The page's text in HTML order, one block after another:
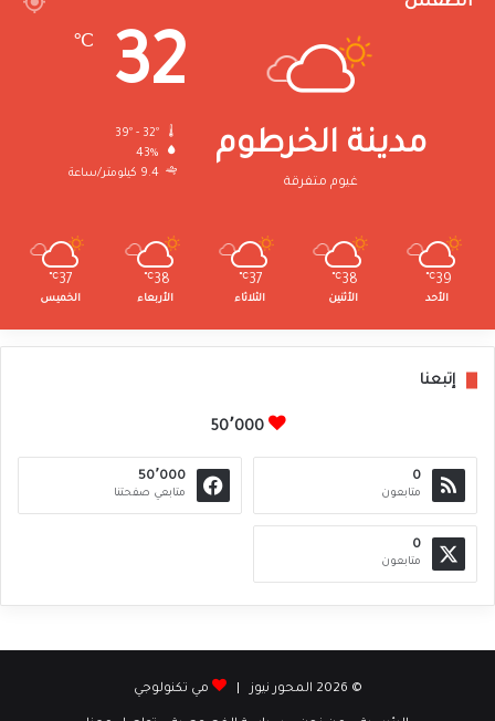
مدينة الخرطوم
غيوم متفرقة
32
℃
43%
9.4 كيلومتر/ساعة
39
℃
الأحد
38
℃
الأثنين
37
℃
الثلاثاء
38
℃
الأربعاء
37
℃
الخميس
إتبعنا
50٬000
0
متابعون
50٬000
متابعي صفحتنا
0
متابعون
© 2026 المحور نيوز | مي تكنولوجي